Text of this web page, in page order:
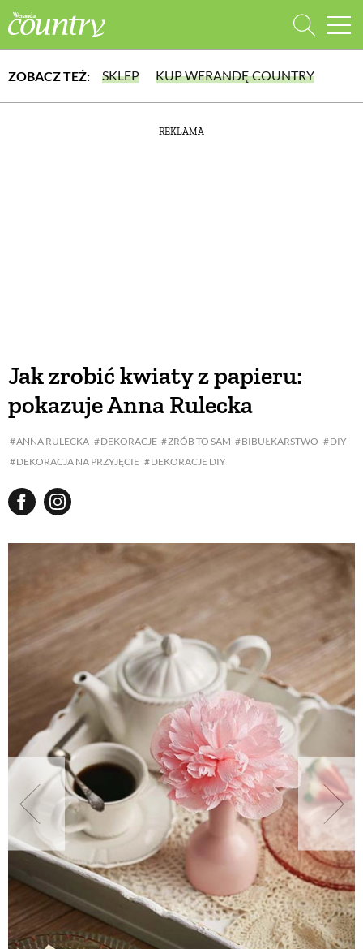
ZOBACZ TEŻ: SKLEP KUP WERANDĘ COUNTRY
WYBIERZ TYP WYDANIA
REKLAMA
Jak zrobić kwiaty z papieru:
pokazuje Anna Rulecka
ANNA RULECKA DEKORACJE ZRÓB TO SAM BIBUŁKARSTWO
DIY
DEKORACJA NA PRZYJĘCIE
DEKORACJE DIY
BUDUJEMY
ROŚLINY
PORADY
ZIELEŃ W
PROJEKTOWANIE
NATURALNIE
URODA
NATURALNA
DLA DOMU